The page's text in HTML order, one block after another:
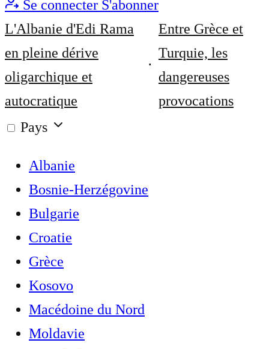
Se connecter S'abonner
L'Albanie d'Edi Rama
en pleine dérive
oligarchique et
autocratique
Entre Grèce et
Turquie, les
dangereuses
provocations
Pays
Albanie
Bosnie-Herzégovine
Bulgarie
Croatie
Grèce
Kosovo
Macédoine du Nord
Moldavie